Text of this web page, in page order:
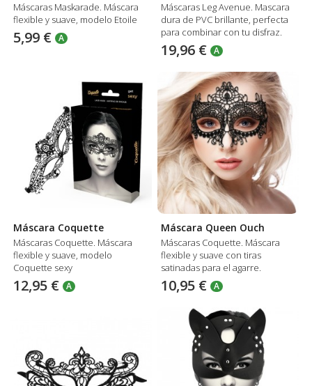
Máscaras Maskarade. Máscara
flexible y suave, modelo Etoile
5,99 € A
Máscaras Leg Avenue. Mascara
dura de PVC brillante, perfecta
para combinar con tu disfraz.
19,96 € A
Máscara Coquette
Máscaras Coquette. Máscara
flexible y suave, modelo
Coquette sexy
12,95 € A
Máscara Queen Ouch
Máscaras Coquette. Máscara
flexible y suave con tiras
satinadas para el agarre.
10,95 € A